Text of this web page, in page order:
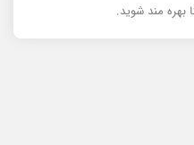
بهره مند شوید.